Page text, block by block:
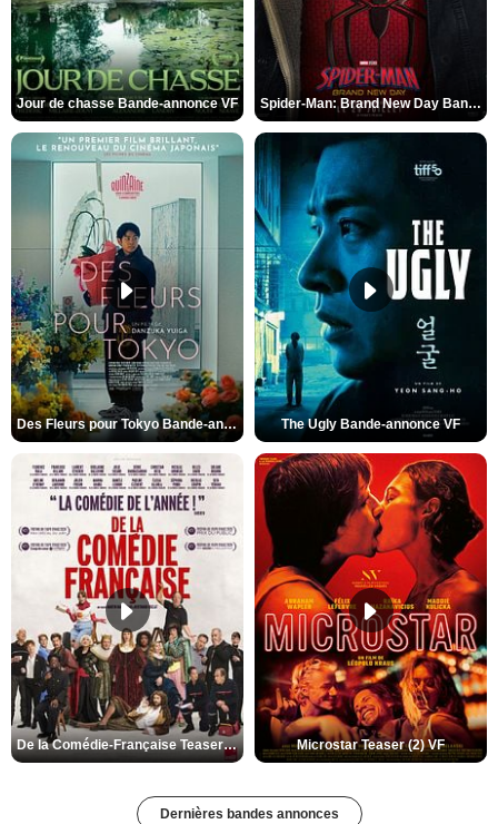
Jour de chasse Bande-annonce VF Spider-Man: Brand New Day Bande-annonce (3) VO STFR
Des Fleurs pour Tokyo Bande-annonce VO STFR The Ugly Bande-annonce VF
De la Comédie-Française Teaser (3) VF Microstar Teaser (2) VF
Dernières bandes annonces